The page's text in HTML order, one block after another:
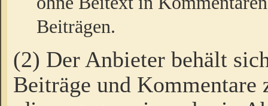
Beiträgen.
(2) Der Anbieter behält
Beiträge und Kommentare